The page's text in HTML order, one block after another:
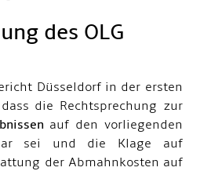
des OLG
Düsseldorf in der ersten
die Rechtsprechung zur
auf den vorliegenden
sei und die Klage auf
der Abmahnkosten auf